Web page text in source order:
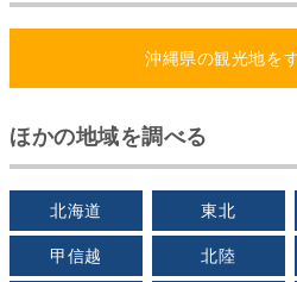
沖縄県の観光地を
ほかの地域を調べる
北海道 東北
甲信越 北陸